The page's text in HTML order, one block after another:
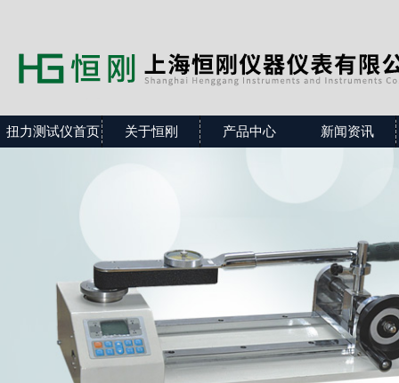
扭力测试仪首页 关于恒刚 产品中心 新闻资讯